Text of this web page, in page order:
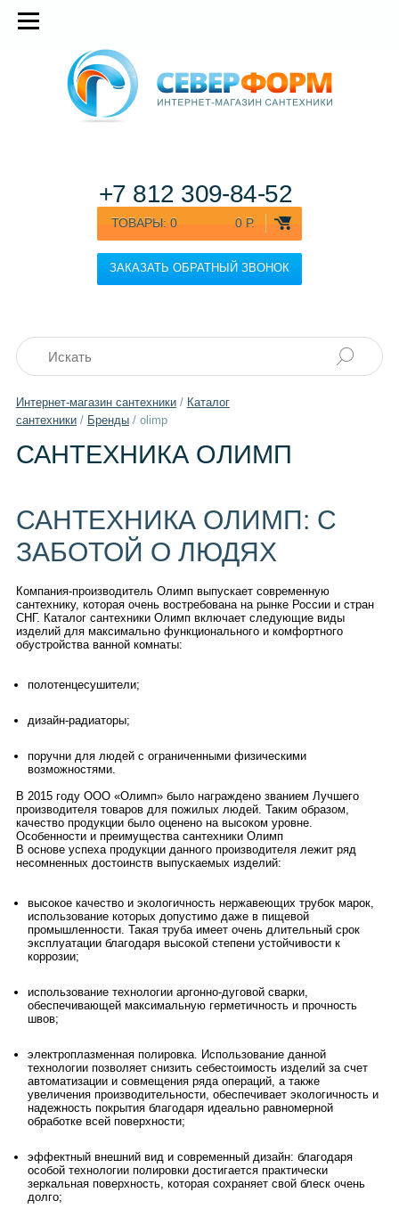
ТОВАРЫ: 0 0 Р.
ЗАКАЗАТЬ ОБРАТНЫЙ ЗВОНОК
+7 812 309-84-52
Интернет-магазин сантехники/ Каталог
сантехники/ Бренды/ olimp
САНТЕХНИКА ОЛИМП
САНТЕХНИКА ОЛИМП: С
ЗАБОТОЙ О ЛЮДЯХ
Компания-производитель Олимп выпускает современную
сантехнику, которая очень востребована на рынке России и стран
СНГ. Каталог сантехники Олимп включает следующие виды
изделий для максимально функционального и комфортного
обустройства ванной комнаты:
полотенцесушители;
дизайн-радиаторы;
поручни для людей с ограниченными физическими
возможностями.
В 2015 году ООО «Олимп» было награждено званием Лучшего
производителя товаров для пожилых людей. Таким образом,
качество продукции было оценено на высоком уровне.
Особенности и преимущества сантехники Олимп
В основе успеха продукции данного производителя лежит ряд
несомненных достоинств выпускаемых изделий:
высокое качество и экологичность нержавеющих трубок марок,
использование которых допустимо даже в пищевой
промышленности. Такая труба имеет очень длительный срок
эксплуатации благодаря высокой степени устойчивости к
коррозии;
использование технологии аргонно-дуговой сварки,
обеспечивающей максимальную герметичность и прочность
швов;
электроплазменная полировка. Использование данной
технологии позволяет снизить себестоимость изделий за счет
автоматизации и совмещения ряда операций, а также
увеличения производительности, обеспечивает экологичность и
надежность покрытия благодаря идеально равномерной
обработке всей поверхности;
эффектный внешний вид и современный дизайн: благодаря
особой технологии полировки достигается практически
зеркальная поверхность, которая сохраняет свой блеск очень
долго;